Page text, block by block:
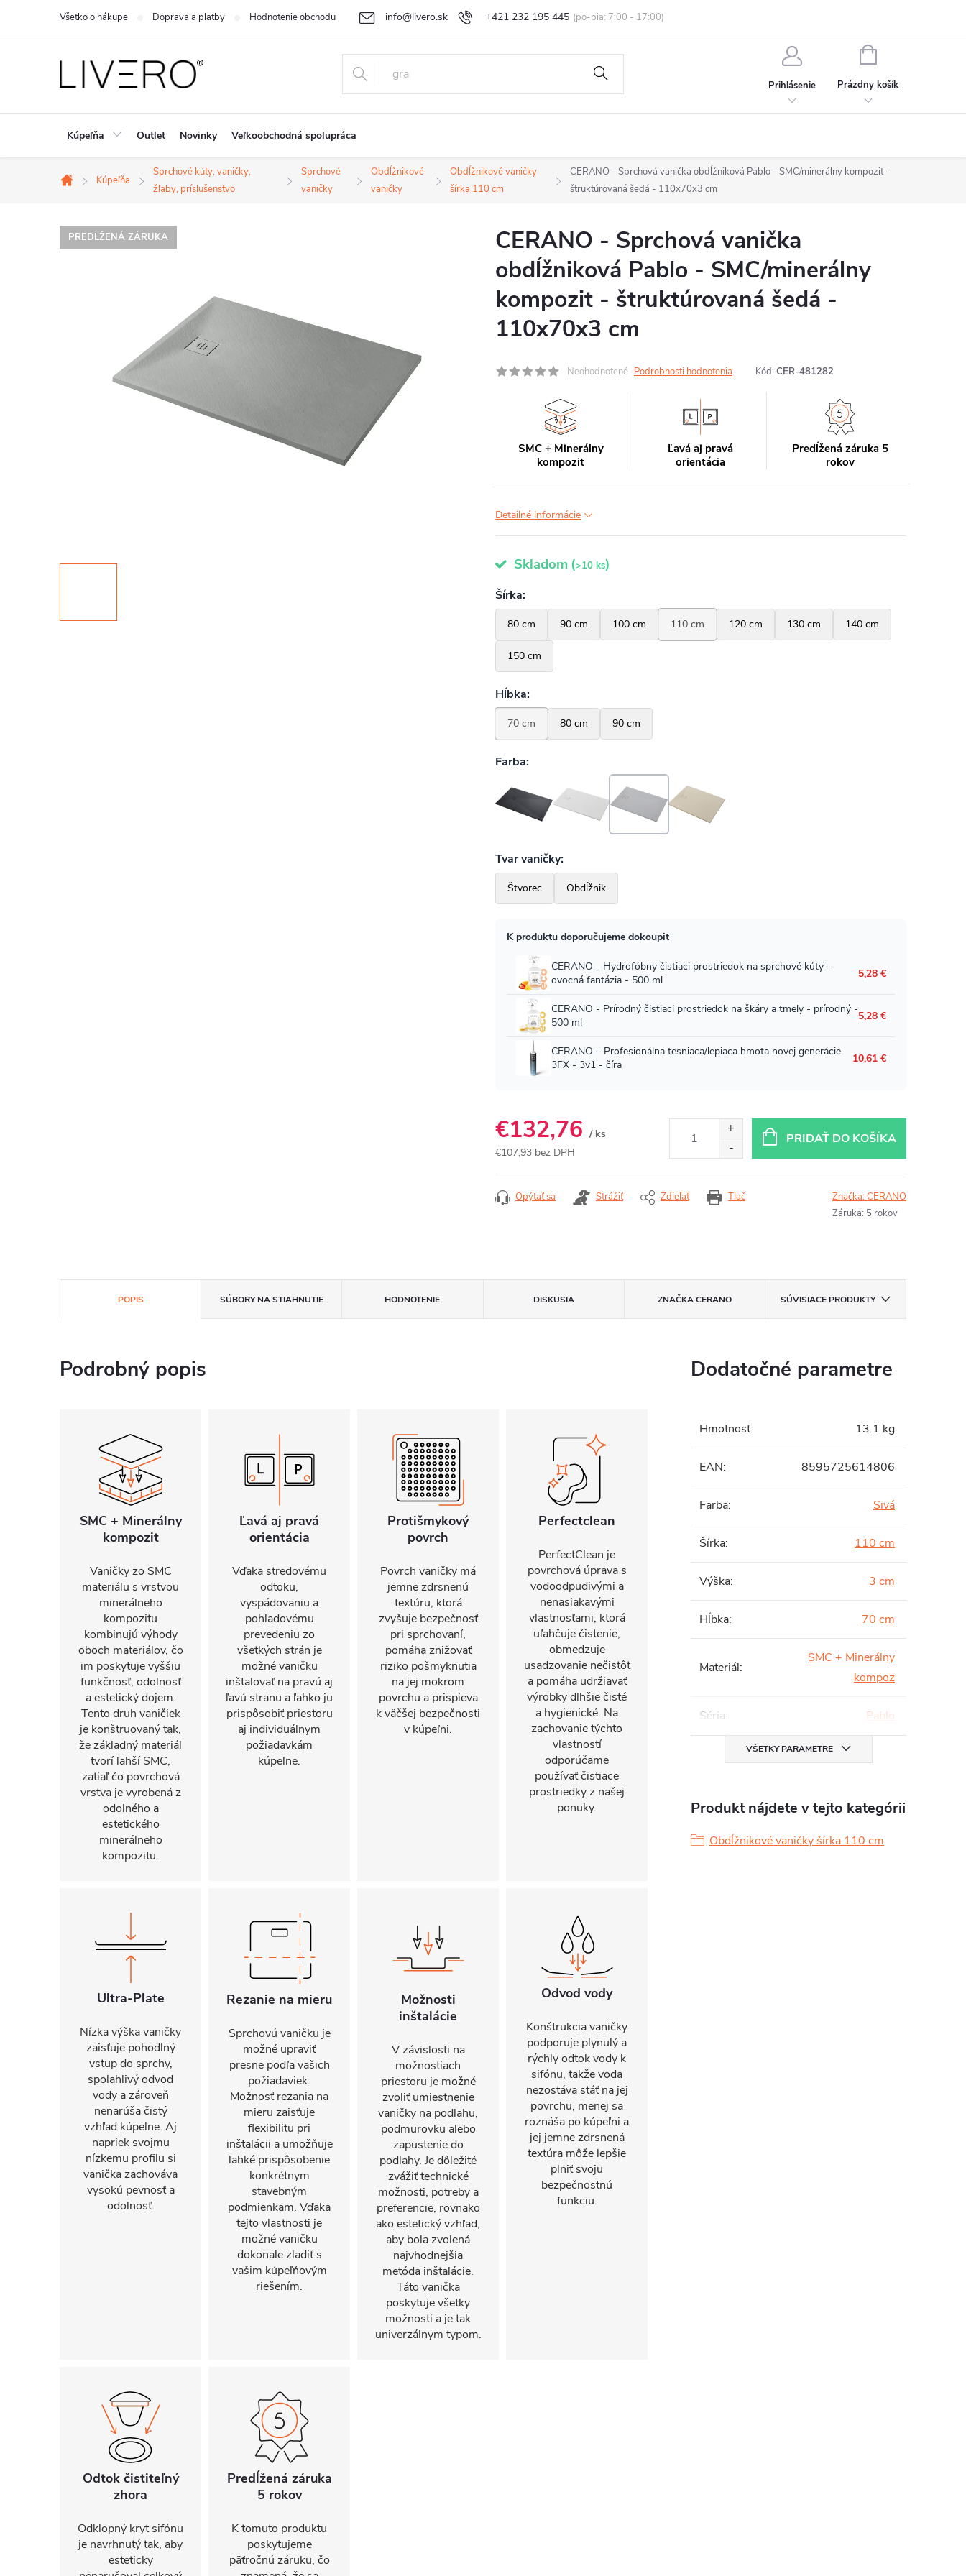
+421 232 195 445
info@livero.sk
Všetko o nákupe Doprava a platby Hodnotenie obchodu Vrátenie tovaru a reklamácia Obchodné podmienky Podmienky ochrany osobných údajov
Prihlásenie
NÁKUPNÝ
Prázdny košík
Kúpeľňa Outlet Novinky Veľkoobchodná spolupráca
Domov
Kúpeľňa
Sprchové kúty, vaničky,
žľaby, príslušenstvo
Sprchové
vaničky
Obdĺžnikové
vaničky
Obdĺžnikové vaničky
šírka 110 cm
CERANO - Sprchová vanička obdĺžniková Pablo - SMC/minerálny kompozit -
štruktúrovaná šedá - 110x70x3 cm
PREDĹŽENÁ ZÁRUKA
CERANO - Sprchová vanička
obdĺžniková Pablo - SMC/minerálny
kompozit - štruktúrovaná šedá -
110x70x3 cm
Neohodnotené Podrobnosti hodnotenia Kód: CER-481282
SMC + Minerálny
kompozit
Ľavá aj pravá
orientácia
Predĺžená záruka 5
rokov
Detailné informácie
Skladom (>10 ks)
€132,76 / ks
€107,93 bez DPH
PRIDAŤ DO KOŠÍKA
Tlač
Opýtať sa Strážiť Zdieľať Značka:CERANO
Záruka: 5 rokov
POPIS SÚBORY NA STIAHNUTIE HODNOTENIE DISKUSIA ZNAČKACERANO SÚVISIACE PRODUKTY
Podrobný popis
SMC + Minerálny
kompozit
Vaničky zo SMC
materiálu s vrstvou
minerálneho
kompozitu
kombinujú výhody
oboch materiálov, čo
im poskytuje vyššiu
funkčnosť, odolnosť
a estetický dojem.
Tento druh vaničiek
je konštruovaný tak,
že základný materiál
tvorí ľahší SMC,
zatiaľ čo povrchová
vrstva je vyrobená z
odolného a
estetického
minerálneho
kompozitu.
Ľavá aj pravá
orientácia
Vďaka stredovému
odtoku,
vyspádovaniu a
pohľadovému
prevedeniu zo
všetkých strán je
možné vaničku
inštalovať na pravú aj
ľavú stranu a ľahko ju
prispôsobiť priestoru
aj individuálnym
požiadavkám
kúpeľne.
Protišmykový
povrch
Povrch vaničky má
jemne zdrsnenú
textúru, ktorá
zvyšuje bezpečnosť
pri sprchovaní,
pomáha znižovať
riziko pošmyknutia
na jej mokrom
povrchu a prispieva
k väčšej bezpečnosti
v kúpeľni.
Perfectclean
PerfectClean je
povrchová úprava s
vodoodpudivými a
nenasiakavými
vlastnosťami, ktorá
uľahčuje čistenie,
obmedzuje
usadzovanie nečistôt
a pomáha udržiavať
výrobky dlhšie čisté
a hygienické. Na
zachovanie týchto
vlastností
odporúčame
používať čistiace
prostriedky z našej
ponuky.
Ultra-Plate
Nízka výška vaničky
zaisťuje pohodlný
vstup do sprchy,
spoľahlivý odvod
vody a zároveň
nenarúša čistý
vzhľad kúpeľne. Aj
napriek svojmu
nízkemu profilu si
vanička zachováva
vysokú pevnosť a
odolnosť.
Rezanie na mieru
Sprchovú vaničku je
možné upraviť
presne podľa vašich
požiadaviek.
Možnosť rezania na
mieru zaisťuje
flexibilitu pri
inštalácii a umožňuje
ľahké prispôsobenie
konkrétnym
stavebným
podmienkam. Vďaka
tejto vlastnosti je
možné vaničku
dokonale zladiť s
vašim kúpeľňovým
riešením.
Možnosti
inštalácie
V závislosti na
možnostiach
priestoru je možné
zvoliť umiestnenie
vaničky na podlahu,
podmurovku alebo
zapustenie do
podlahy. Je dôležité
zvážiť technické
možnosti, potreby a
preferencie, rovnako
ako estetický vzhľad,
aby bola zvolená
najvhodnejšia
metóda inštalácie.
Táto vanička
poskytuje všetky
možnosti a je tak
univerzálnym typom.
Odvod vody
Konštrukcia vaničky
podporuje plynulý a
rýchly odtok vody k
sifónu, takže voda
nezostáva stáť na jej
povrchu, menej sa
roznáša po kúpeľni a
jej jemne zdrsnená
textúra môže lepšie
plniť svoju
bezpečnostnú
funkciu.
Odtok čistiteľný
zhora
Odklopný kryt sifónu
je navrhnutý tak, aby
esteticky
Predĺžená záruka
5 rokov
K tomuto produktu
poskytujeme
päťročnú záruku, čo
Dodatočné parametre
Hmotnosť: 13.1 kg
EAN: 8595725614806
Farba: Sivá
Šírka: 110 cm
Výška: 3 cm
Hĺbka: 70 cm
Materiál:
SMC + Minerálny
kompoz
Séria: Pablo
VŠETKY PARAMETRE
Produkt nájdete v tejto kategórii
Obdĺžnikové vaničky šírka 110 cm